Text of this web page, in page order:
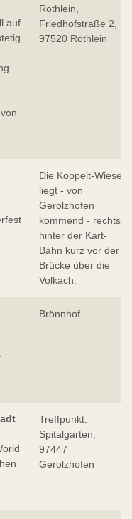
auf
Röthlein,
Friedhofstraße 2,
97520 Röthlein
Die Koppelt-Wiese
liegt - von
Gerolzhofen
kommend - rechts
hinter der Kart-
Bahn kurz vor der
Brücke über die
Volkach.
Brönnhof
Treffpunkt:
Spitalgarten,
97447
Gerolzhofen